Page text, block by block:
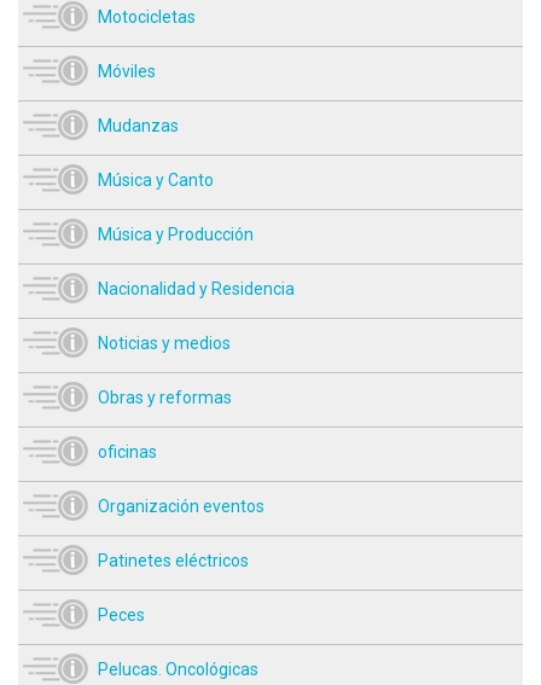
Motocicletas
Móviles
Mudanzas
Música y Canto
Música y Producción
Nacionalidad y Residencia
Noticias y medios
Obras y reformas
oficinas
Organización eventos
Patinetes eléctricos
Peces
Pelucas. Oncológicas